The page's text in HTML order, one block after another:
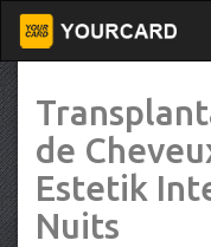
de
Estetik
Nuits